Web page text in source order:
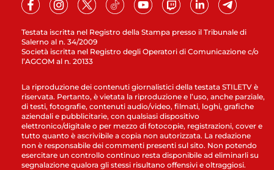
Testata iscritta nel Registro della Stampa presso il Tribunale di
Salerno al n. 34/2009
Società iscritta nel Registro degli Operatori di Comunicazione c/o
l’AGCOM al n. 20133
La riproduzione dei contenuti giornalistici della testata STILETV è
riservata. Pertanto, è vietata la riproduzione e l’uso, anche parziale,
di testi, fotografie, contenuti audio/video, filmati, loghi, grafiche
aziendali e pubblicitarie, con qualsiasi dispositivo
elettronico/digitale o per mezzo di fotocopie, registrazioni, cover e
tutto quanto è ascrivibile a copia non autorizzata. La redazione
non è responsabile dei commenti presenti sul sito. Non potendo
esercitare un controllo continuo resta disponibile ad eliminarli su
segnalazione qualora gli stessi risultano offensivi e oltraggiosi.